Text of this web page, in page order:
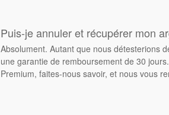
Puis-je annuler et récupérer mon
Absolument. Autant que nous détesterions
une garantie de remboursement de 30
Premium, faites-nous savoir, et nous vous